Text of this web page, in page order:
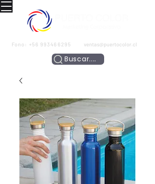
Fono: +56 993466295 ventas@puertocolor.cl
Buscar....